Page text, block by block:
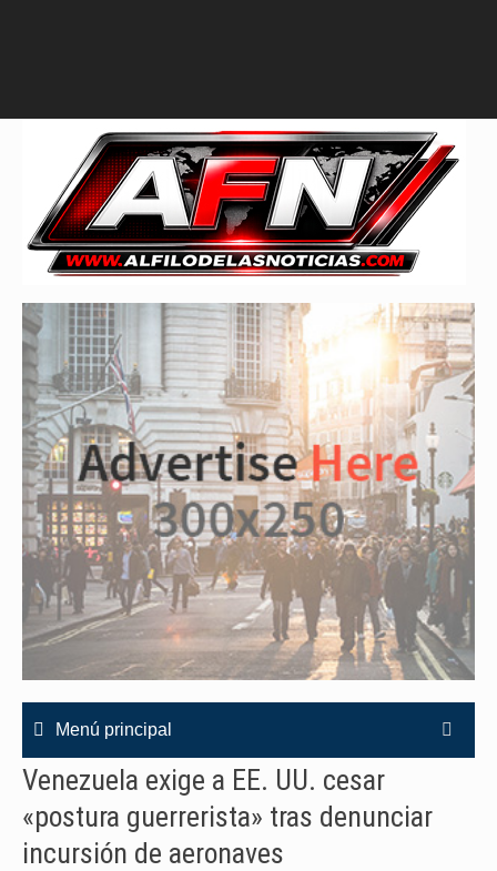
Menú principal
Venezuela exige a EE. UU. cesar
«postura guerrerista» tras denunciar
incursión de aeronaves